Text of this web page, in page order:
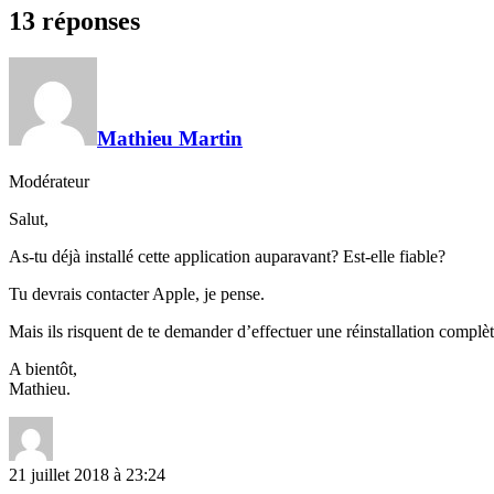
13 réponses
Mathieu Martin
Modérateur
Salut,
As-tu déjà installé cette application auparavant? Est-elle fiable?
Tu devrais contacter Apple, je pense.
Mais ils risquent de te demander d’effectuer une réinstallation
A bientôt,
Mathieu.
21 juillet 2018 à 23:24